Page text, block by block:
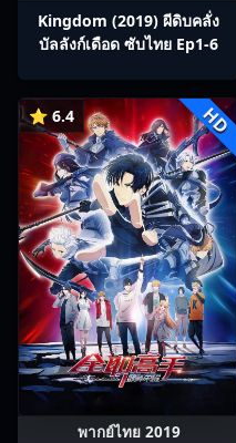
Kingdom (2019) ผีดิบคลั่ง
บัลลังก์เดือด ซับไทย Ep1-6
⭐ 6.4 HD
พากย์ไทย 2019